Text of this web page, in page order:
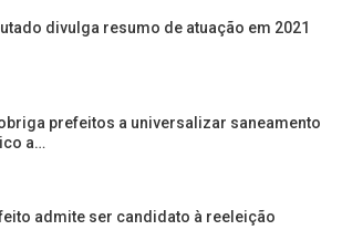
divulga resumo de atuação em 2021
prefeitos a universalizar saneamento
a…
admite ser candidato à reeleição